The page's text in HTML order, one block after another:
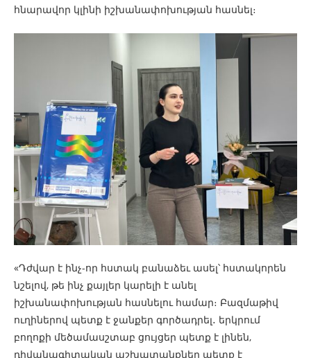
հնարավոր կլինի իշխանափոխության հասնել։
«Դժվար է ինչ-որ հստակ բանաձեւ ասել՝ հստակորեն
նշելով, թե ինչ քայլեր կարելի է անել
իշխանափոխության հասնելու համար։ Բազմաթիվ
ուղիներով պետք է ջանքեր գործադրել․ երկրում
բողոքի մեծամասշտաբ ցույցեր պետք է լինեն,
դիվանագիտական աշխատանքներ պետք է